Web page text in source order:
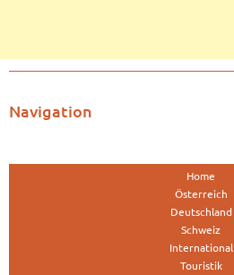
Navigation
Home
Österreich
Deutschland
Schweiz
International
Touristik